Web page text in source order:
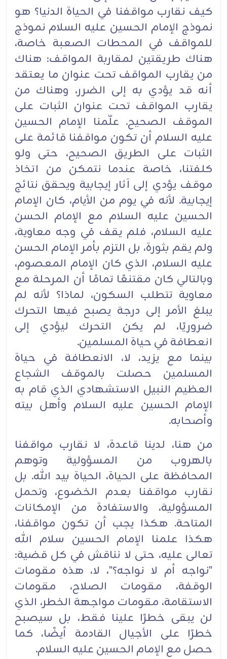
كيف نقارب مواقفنا في الحياة الدنيا؟ هو
نموذج الإمام الحسين عليه ‏السلام نموذج
للمواقف في المحطات ‏الصعبة خاصة،
هناك طريقتين لمقاربة المواقف:‏ هناك
من يقارب ‏المواقف تحت عنوان ما يعتقد
أنه قد يؤدي به إلى الضرر، وهناك من
يقارب المواقف ‏تحت عنوان الثبات ‏على
الموقف الصحيح.‏ علّمنا الإمام الحسين
عليه السلام أن تكون مواقفنا قائمة على
الثبات على الطريق ‏الصحيح، حتى ولو
كلفتنا، ‏خاصة عندما نتمكن من اتخاذ
موقف يؤدي إلى آثار إيجابية ويحقق نتائج
إيجابية.‏ ‏لأنه في يوم من الأيام، كان الإمام
الحسين عليه السلام مع الإمام الحسن
عليه السلام، فلم يقف في وجه ‏‏معاوية،
ولم يقم بثورة، بل التزم بأمر الإمام الحسن
عليه السلام، الذي كان الإمام المعصوم،
وبالتالي كان ‏‏مقتنعًا تمامًا أن المرحلة مع
معاوية تتطلب السكون، لماذا؟ لأنه لم
يبلغ الأمر إلى درجة يصبح فيها التحرك
‏‏ضروريًا، لم يكن التحرك ليؤدي إلى
انعطافة في حياة المسلمين. ‏
بينما مع يزيد، لا، الانعطافة في حياة
المسلمين حصلت ‏بالموقف الشجاع
العظيم النبيل الاستشهادي الذي قام ‏به
الإمام الحسين عليه السلام وأهل بيته
وأصحابه.‏
من هنا، لدينا قاعدة، لا نقارب مواقفنا
بالهروب من المسؤولية وتوهم
المحافظة على الحياة، الحياة بيد الله.‏ ‏بل
نقارب مواقفنا بعدم الخضوع، وتحمل
المسؤولية، والاستفادة من الإمكانات
المتاحة. هكذا يجب أن تكون ‏‏مواقفنا،
هكذا علمنا الإمام الحسين سلام الله
تعالى عليه، حتى لا نناقش في كل قضية:
"نواجه أم لا نواجه؟"، ‏‏لا، هذه مقومات
الوقفة، مقومات الصلاح، مقومات
الاستقامة، مقومات مواجهة الخطر، الذي
لن يبقى ‏خطرًا ‏علينا فقط، بل سيصبح
خطرًا على الأجيال القادمة أيضًا، كما
حصل مع الإمام الحسين عليه السلام.‏